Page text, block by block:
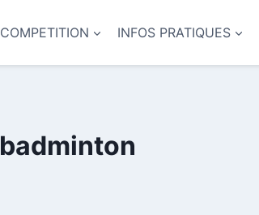
COMPETITION INFOS PRATIQUES
badminton